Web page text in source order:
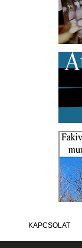
KAPCSOLAT